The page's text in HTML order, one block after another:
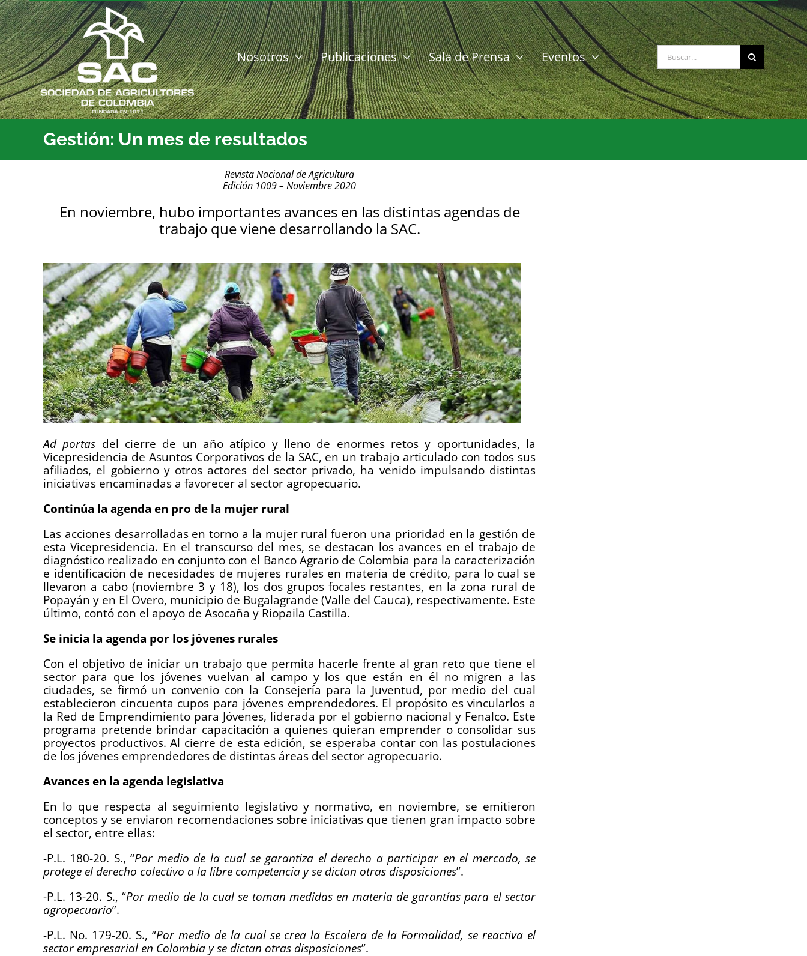
Saltar
al
contenido
Nosotros Publicaciones Sala de Prensa Eventos Buscar:
Gestión: Un mes de resultados
Revista Nacional de Agricultura
Edición 1009 – Noviembre 2020
En noviembre, hubo importantes avances en las distintas agendas de
trabajo que viene desarrollando la SAC.
Ad portas del cierre de un año atípico y lleno de enormes retos y oportunidades, la
Vicepresidencia de Asuntos Corporativos de la SAC, en un trabajo articulado con todos sus
afiliados, el gobierno y otros actores del sector privado, ha venido impulsando distintas
iniciativas encaminadas a favorecer al sector agropecuario.
Continúa la agenda en pro de la mujer rural
Las acciones desarrolladas en torno a la mujer rural fueron una prioridad en la gestión de
esta Vicepresidencia. En el transcurso del mes, se destacan los avances en el trabajo de
diagnóstico realizado en conjunto con el Banco Agrario de Colombia para la caracterización
e identificación de necesidades de mujeres rurales en materia de crédito, para lo cual se
llevaron a cabo (noviembre 3 y 18), los dos grupos focales restantes, en la zona rural de
Popayán y en El Overo, municipio de Bugalagrande (Valle del Cauca), respectivamente. Este
último, contó con el apoyo de Asocaña y Riopaila Castilla.
Se inicia la agenda por los jóvenes rurales
Con el objetivo de iniciar un trabajo que permita hacerle frente al gran reto que tiene el
sector para que los jóvenes vuelvan al campo y los que están en él no migren a las
ciudades, se firmó un convenio con la Consejería para la Juventud, por medio del cual
establecieron cincuenta cupos para jóvenes emprendedores. El propósito es vincularlos a
la Red de Emprendimiento para Jóvenes, liderada por el gobierno nacional y Fenalco. Este
programa pretende brindar capacitación a quienes quieran emprender o consolidar sus
proyectos productivos. Al cierre de esta edición, se esperaba contar con las postulaciones
de los jóvenes emprendedores de distintas áreas del sector agropecuario.
Avances en la agenda legislativa
En lo que respecta al seguimiento legislativo y normativo, en noviembre, se emitieron
conceptos y se enviaron recomendaciones sobre iniciativas que tienen gran impacto sobre
el sector, entre ellas:
-P.L. 180-20. S., “Por medio de la cual se garantiza el derecho a participar en el mercado, se
protege el derecho colectivo a la libre competencia y se dictan otras disposiciones”.
-P.L. 13-20. S., “Por medio de la cual se toman medidas en materia de garantías para el sector
agropecuario”.
-P.L. No. 179-20. S., “Por medio de la cual se crea la Escalera de la Formalidad, se reactiva el
sector empresarial en Colombia y se dictan otras disposiciones”.